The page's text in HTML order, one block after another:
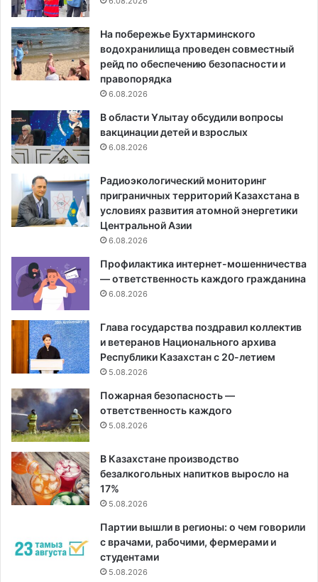
На побережье Бухтарминского
водохранилища проведен совместный
рейд по обеспечению безопасности и
правопорядка
6.08.2026
В области Ұлытау обсудили вопросы
вакцинации детей и взрослых
6.08.2026
Радиоэкологический мониторинг
приграничных территорий Казахстана в
условиях развития атомной энергетики
Центральной Азии
6.08.2026
Профилактика интернет-мошенничества
— ответственность каждого гражданина
6.08.2026
Глава государства поздравил коллектив
и ветеранов Национального архива
Республики Казахстан с 20-летием
5.08.2026
Пожарная безопасность —
ответственность каждого
5.08.2026
В Казахстане производство
безалкогольных напитков выросло на
17%
5.08.2026
Партии вышли в регионы: о чем говорили
с врачами, рабочими, фермерами и
студентами
5.08.2026